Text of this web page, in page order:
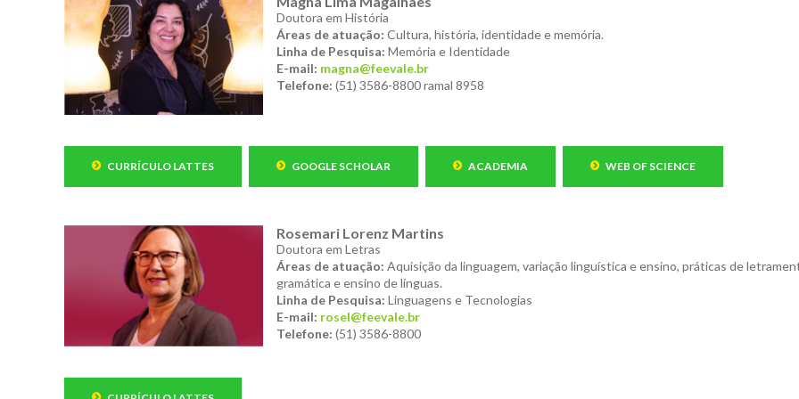
Doutora em História
Áreas de atuação: Cultura, história, identidade e memória.
Linha de Pesquisa: Memória e Identidade
E-mail: magna@feevale.br
Telefone: (51) 3586-8800 ramal 8958
CURRÍCULO LATTES GOOGLE SCHOLAR ACADEMIA WEB OF SCIENCE
Rosemari Lorenz Martins
Doutora em Letras
Áreas de atuação: Aquisição da linguagem, variação linguística e ensino, práticas de
gramática e ensino de línguas.
Linha de Pesquisa: Linguagens e Tecnologias
E-mail: rosel@feevale.br
Telefone: (51) 3586-8800